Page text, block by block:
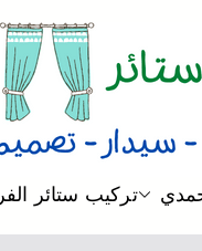
فني ستائر
فني تركيب ستائر و
تركيب ستائر